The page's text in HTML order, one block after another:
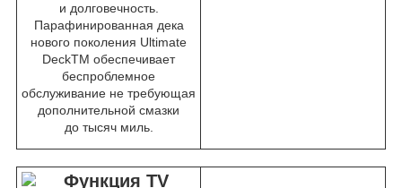
и долговечность.
Парафинированная дека
нового поколения Ultimate
DeckTM обеспечивает
беспроблемное
обслуживание не требующая
дополнительной смазки
до тысяч миль.